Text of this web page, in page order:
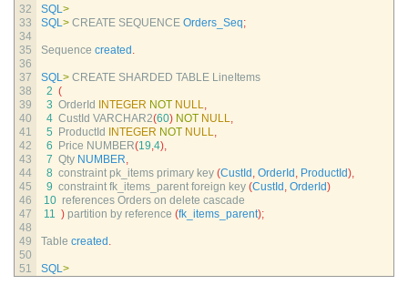
32
33
34
35
36
37
38
39
40
41
42
43
44
45
46
47
48
49
50
51
SQL>
SQL> CREATE SEQUENCE Orders_Seq;
Sequence created .
SQL> CREATE SHARDED TABLE LineItems
2 (
3 OrderId INTEGER NOT NULL,
4 CustId VARCHAR2(60) NOT NULL,
5
ProductId INTEGER NOT NULL,
6
Price NUMBER(19,4),
7 Qty NUMBER,
8 constraint pk_items primary key (CustId , OrderId , ProductId),
9 constraint fk_items_parent foreign key (CustId , OrderId)
10 references Orders on delete cascade
11 ) partition by reference (fk_items_parent);
Table created .
SQL>